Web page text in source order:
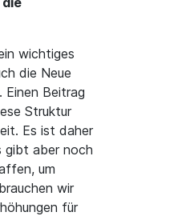
wichtiges
die Neue
Einen Beitrag
Struktur
Es ist daher
gibt aber noch
um
wir
für